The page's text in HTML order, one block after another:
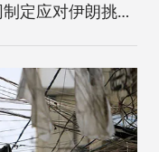
定应对伊朗挑战